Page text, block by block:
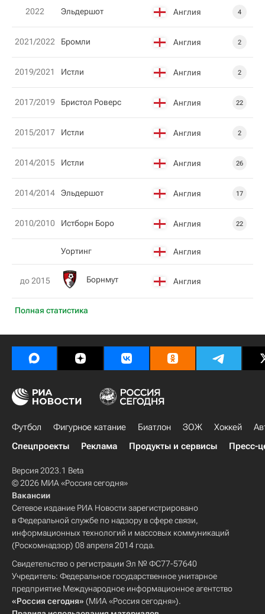
Полная статистика
2022 Эльдершот Англия 4
2021/2022 Бромли Англия 2
2019/2021 Истли Англия 2
2017/2019 Бристол Роверс Англия 22
2015/2017 Истли Англия 2
2014/2015 Истли Англия 26
2014/2014 Эльдершот Англия 17
2010/2010 Истборн Боро Англия 22
Уортинг Англия
до 2015 Борнмут Англия
Футбол Фигурное катание Биатлон ЗОЖ Хоккей
Спецпроекты
Реклама Продукты и сервисы Пресс-
Версия 2023.1 Beta
© 2026 МИА «Россия сегодня»
Вакансии
Сетевое издание РИА Новости зарегистрировано
в Федеральной службе по надзору в сфере связи,
информационных технологий и массовых коммуникаций
(Роскомнадзор) 08 апреля 2014 года.
Свидетельство о регистрации Эл № ФС77-57640
Учредитель: Федеральное государственное унитарное
предприятие Международное информационное агентство
«Россия сегодня» (МИА «Россия сегодня»).